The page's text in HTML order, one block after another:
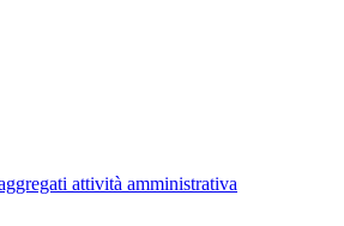
attività amministrativa